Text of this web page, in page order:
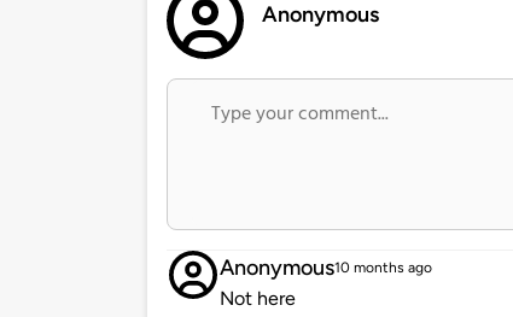
Anonymous
Anonymous10 months ago
Not here